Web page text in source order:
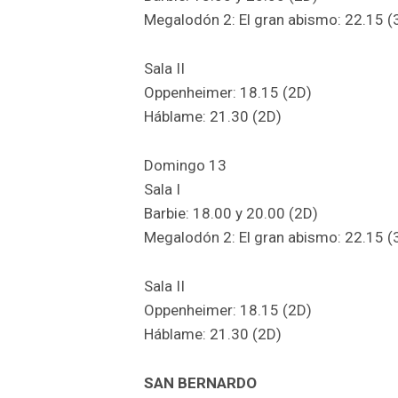
Megalodón 2: El gran abismo: 22.15
Sala II
Oppenheimer: 18.15 (2D)
Háblame: 21.30 (2D)
Domingo 13
Sala I
Barbie: 18.00 y 20.00 (2D)
Megalodón 2: El gran abismo: 22.15
Sala II
Oppenheimer: 18.15 (2D)
Háblame: 21.30 (2D)
SAN BERNARDO